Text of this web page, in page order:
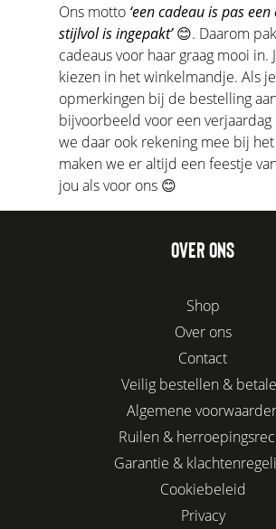
Ons motto ‘een cadeau is pas
stijlvol is ingepakt’😊. Daarom
cadeaus voor haar graag mooi in.
kiezen in het winkelmandje. Als
opmerkingen bij de bestelling
bijvoorbeeld voor een verjaardag
we daar ook rekening mee bij
maken we er altijd een feestje
jou als voor ons 😊
OVER ONS
Shop
Over ons
Contact
Veilig bestellen &
Algemene
Ruilen &
Garantie &
Cookiebeleid
Privacy